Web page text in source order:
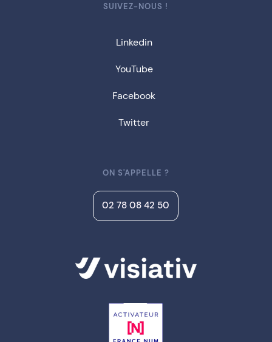
SUIVEZ-NOUS !
Linkedin
YouTube
Facebook
Twitter
ON S'APPELLE ?
02 78 08 42 50